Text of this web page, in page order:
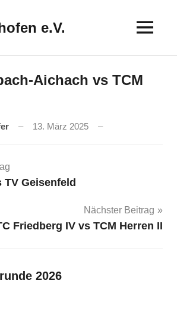
e.V.
Aichach vs TCM
13. März 2025
TV Geisenfeld
Nächster Beitrag
Friedberg IV vs TCM Herren II
2026